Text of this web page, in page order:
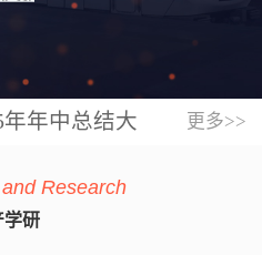
年中总结大
更多>>
Research
学研